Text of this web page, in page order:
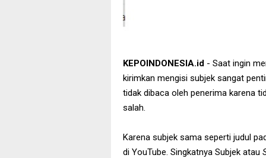
KEPOINDONESIA.id - Saat ingin
kirimkan mengisi subjek sangat
tidak dibaca oleh penerima karena
salah.
Karena subjek sama seperti judul
di YouTube. Singkatnya Subjek atau